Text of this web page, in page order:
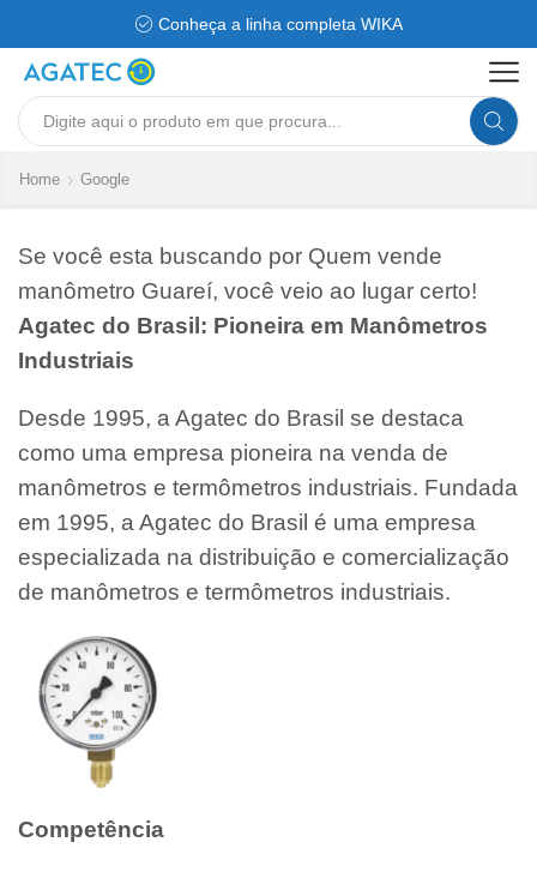
Conheça a linha completa WIKA
Search
Home Google
Se você esta buscando por Quem vende
manômetro Guareí, você veio ao lugar certo!
Agatec do Brasil: Pioneira em Manômetros
Industriais
Desde 1995, a Agatec do Brasil se destaca
como uma empresa pioneira na venda de
manômetros e termômetros industriais. Fundada
em 1995, a Agatec do Brasil é uma empresa
especializada na distribuição e comercialização
de manômetros e termômetros industriais.
Competência